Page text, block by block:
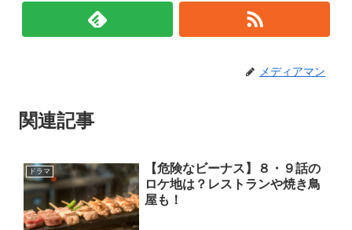
メディアマン
関連記事
ドラマ
【危険なビーナス】８・９話の
ロケ地は？レストランや焼き鳥
屋も！